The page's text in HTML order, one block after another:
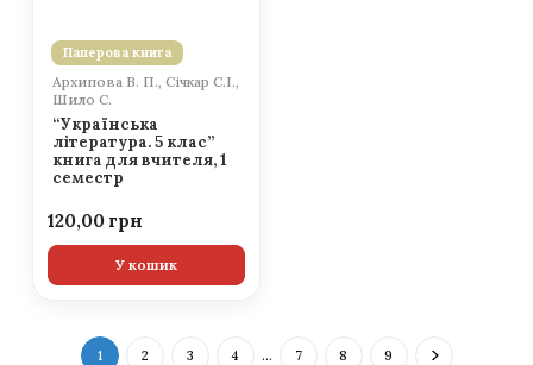
Паперова книга
Архипова В. П., Січкар С.І.,
Шило С.
“Українська
література. 5 клас”
книга для вчителя, 1
семестр
120,00
У кошик
1 2 3 4 … 7 8 9